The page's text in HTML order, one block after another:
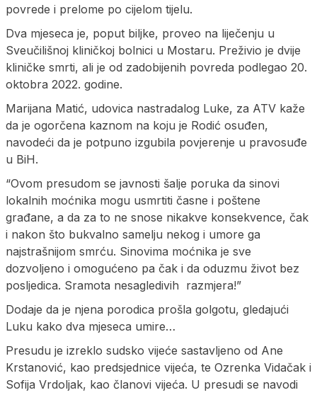
povrede i prelome po cijelom tijelu.
Dva mjeseca je, poput biljke, proveo na liječenju u
Sveučilišnoj kliničkoj bolnici u Mostaru. Preživio je dvije
kliničke smrti, ali je od zadobijenih povreda podlegao 20.
oktobra 2022. godine.
Marijana Matić, udovica nastradalog Luke, za ATV kaže
da je ogorčena kaznom na koju je Rodić osuđen,
navodeći da je potpuno izgubila povjerenje u pravosuđe
u BiH.
“Ovom presudom se javnosti šalje poruka da sinovi
lokalnih moćnika mogu usmrtiti časne i poštene
građane, a da za to ne snose nikakve konsekvence, čak
i nakon što bukvalno samelju nekog i umore ga
najstrašnijom smrću. Sinovima moćnika je sve
dozvoljeno i omogućeno pa čak i da oduzmu život bez
posljedica. Sramota nesagledivih razmjera!”
Dodaje da je njena porodica prošla golgotu, gledajući
Luku kako dva mjeseca umire…
Presudu je izreklo sudsko vijeće sastavljeno od Ane
Krstanović, kao predsjednice vijeća, te Ozrenka Vidačak i
Sofija Vrdoljak, kao članovi vijeća. U presudi se navodi